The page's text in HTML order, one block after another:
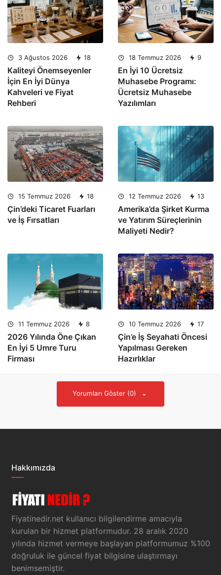
3 Ağustos 2026 18
Kaliteyi Önemseyenler
İçin En İyi Dünya
Kahveleri ve Fiyat
Rehberi
18 Temmuz 2026 9
En İyi 10 Ücretsiz
Muhasebe Programı:
Ücretsiz Muhasebe
Yazılımları
15 Temmuz 2026 18
Çin’deki Ticaret Fuarları
ve İş Fırsatları
12 Temmuz 2026 13
Amerika’da Şirket Kurma
ve Yatırım Süreçlerinin
Maliyeti Nedir?
11 Temmuz 2026 8
2026 Yılında Öne Çıkan
En İyi 5 Umre Turu
Firması
10 Temmuz 2026 17
Çin’e İş Seyahati Öncesi
Yapılması Gereken
Hazırlıklar
Yorumları Göster (0)
Hakkımızda
Fiyatinedir.net kullanıcı bilgilendirme amacıyla
kurulan bir hizmet platformudur. 28 aralık 2020
yılında hizmet vermeye başlayan platformumuz %100
doğruluk ile güncel fiyat bilgisine ulaştırmayı
benimsemiştir.